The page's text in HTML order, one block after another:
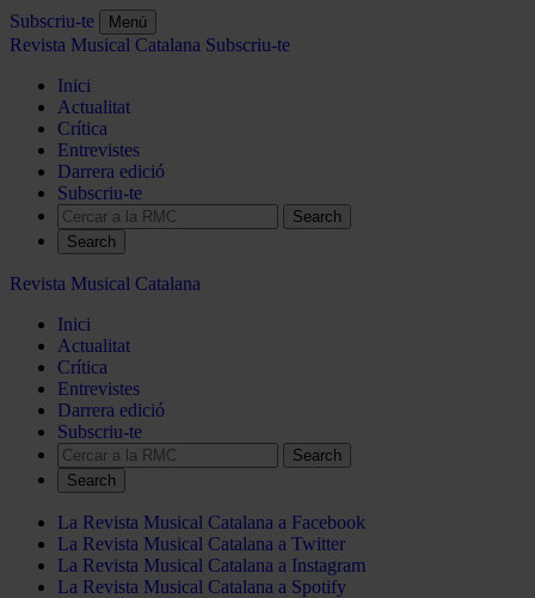
Subscriu-te Menú
Revista Musical Catalana Subscriu-te
Inici
Actualitat
Crítica
Entrevistes
Darrera edició
Subscriu-te
Search
Revista Musical Catalana
Inici
Actualitat
Crítica
Entrevistes
Darrera edició
Subscriu-te
Search
La Revista Musical Catalana a Facebook
La Revista Musical Catalana a Twitter
La Revista Musical Catalana a Instagram
La Revista Musical Catalana a Spotify